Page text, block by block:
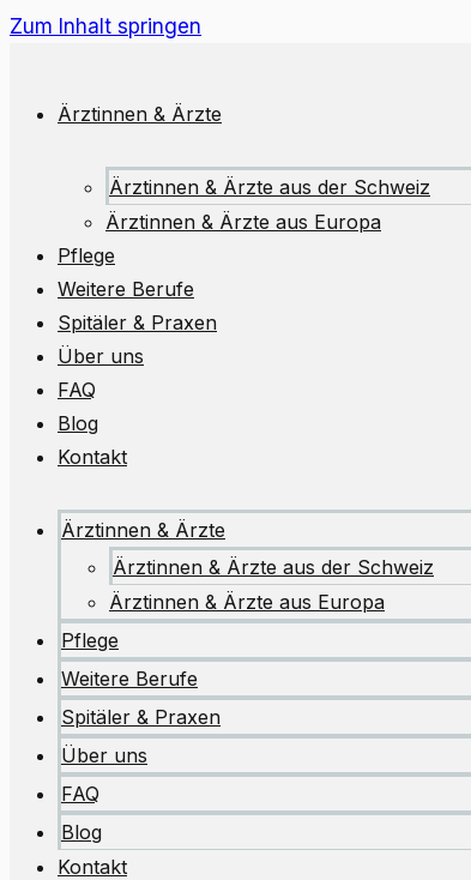
Zum Inhalt springen
Ärztinnen & Ärzte
Ärztinnen & Ärzte aus der Schweiz
Ärztinnen & Ärzte aus Europa
Pflege
Weitere Berufe
Spitäler & Praxen
Über uns
FAQ
Blog
Kontakt
Ärztinnen & Ärzte
Ärztinnen & Ärzte aus der Schweiz
Ärztinnen & Ärzte aus Europa
Pflege
Weitere Berufe
Spitäler & Praxen
Über uns
FAQ
Blog
Kontakt